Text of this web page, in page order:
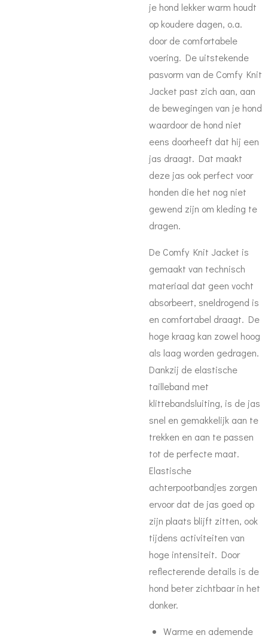
je hond lekker warm houdt
op koudere dagen, o.a.
door de comfortabele
voering. De uitstekende
pasvorm van de Comfy Knit
Jacket past zich aan, aan
de bewegingen van je hond
waardoor de hond niet
eens doorheeft dat hij een
jas draagt. Dat maakt
deze jas ook perfect voor
honden die het nog niet
gewend zijn om kleding te
dragen.
De Comfy Knit Jacket is
gemaakt van technisch
materiaal dat geen vocht
absorbeert, sneldrogend is
en comfortabel draagt. De
hoge kraag kan zowel hoog
als laag worden gedragen.
Dankzij de elastische
tailleband met
klittebandsluiting, is de jas
snel en gemakkelijk aan te
trekken en aan te passen
tot de perfecte maat.
Elastische
achterpootbandjes zorgen
ervoor dat de jas goed op
zijn plaats blijft zitten, ook
tijdens activiteiten van
hoge intensiteit. Door
reflecterende details is de
hond beter zichtbaar in het
donker.
Warme en ademende